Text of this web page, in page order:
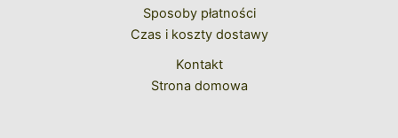
Sposoby płatności
Czas i koszty dostawy
Kontakt
Strona domowa